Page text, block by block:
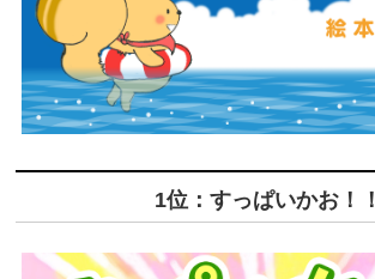
1位：すっぱいかお！！